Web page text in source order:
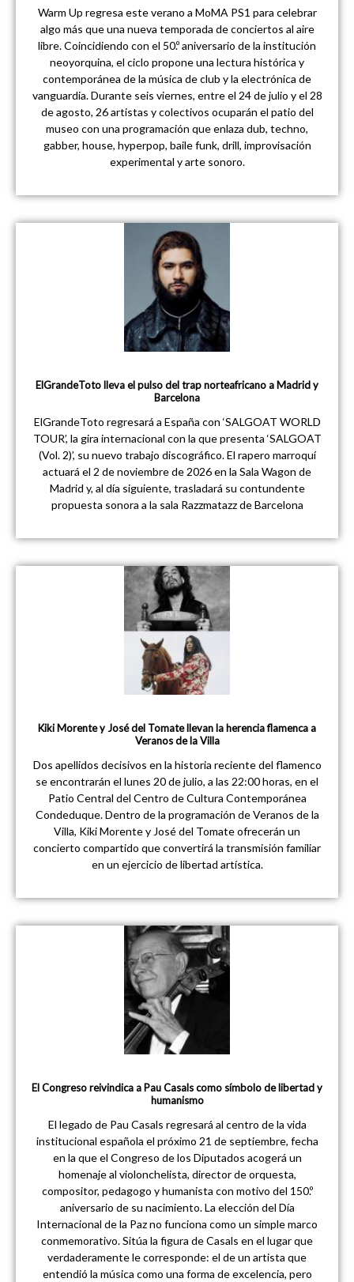
Warm Up regresa este verano a MoMA PS1 para celebrar
algo más que una nueva temporada de conciertos al aire
libre. Coincidiendo con el 50.º aniversario de la institución
neoyorquina, el ciclo propone una lectura histórica y
contemporánea de la música de club y la electrónica de
vanguardia. Durante seis viernes, entre el 24 de julio y el 28
de agosto, 26 artistas y colectivos ocuparán el patio del
museo con una programación que enlaza dub, techno,
gabber, house, hyperpop, baile funk, drill, improvisación
experimental y arte sonoro.
ElGrandeToto lleva el pulso del trap norteafricano a Madrid y
Barcelona
ElGrandeToto regresará a España con ‘SALGOAT WORLD
TOUR’, la gira internacional con la que presenta ‘SALGOAT
(Vol. 2)’, su nuevo trabajo discográfico. El rapero marroquí
actuará el 2 de noviembre de 2026 en la Sala Wagon de
Madrid y, al día siguiente, trasladará su contundente
propuesta sonora a la sala Razzmatazz de Barcelona
Kiki Morente y José del Tomate llevan la herencia flamenca a
Veranos de la Villa
Dos apellidos decisivos en la historia reciente del flamenco
se encontrarán el lunes 20 de julio, a las 22:00 horas, en el
Patio Central del Centro de Cultura Contemporánea
Condeduque. Dentro de la programación de Veranos de la
Villa, Kiki Morente y José del Tomate ofrecerán un
concierto compartido que convertirá la transmisión familiar
en un ejercicio de libertad artística.
El Congreso reivindica a Pau Casals como símbolo de libertad y
humanismo
El legado de Pau Casals regresará al centro de la vida
institucional española el próximo 21 de septiembre, fecha
en la que el Congreso de los Diputados acogerá un
homenaje al violonchelista, director de orquesta,
compositor, pedagogo y humanista con motivo del 150.º
aniversario de su nacimiento. La elección del Día
Internacional de la Paz no funciona como un simple marco
conmemorativo. Sitúa la figura de Casals en el lugar que
verdaderamente le corresponde: el de un artista que
entendió la música como una forma de excelencia, pero